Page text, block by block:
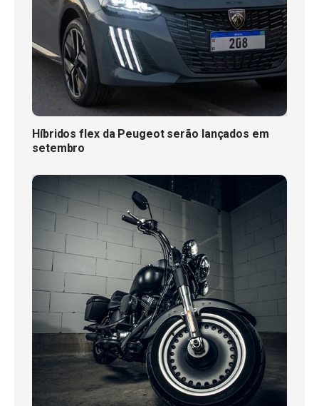
Híbridos flex da Peugeot serão lançados em
setembro